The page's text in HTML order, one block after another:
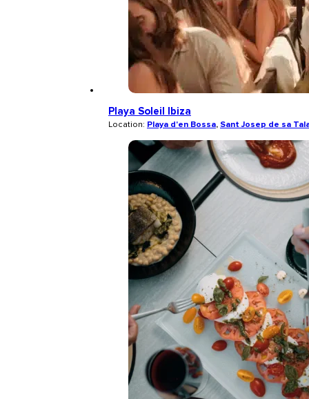
Playa Soleil Ibiza
Location: Playa d'en Bossa, Sant Josep de sa